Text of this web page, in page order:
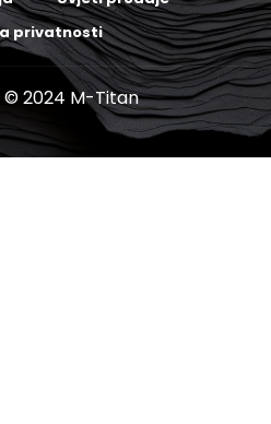
privatnosti
2024 M-Titan